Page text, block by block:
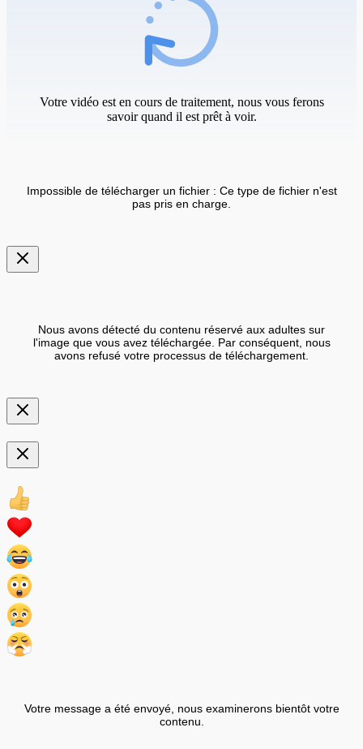
Votre vidéo est en cours de traitement, nous vous ferons
savoir quand il est prêt à voir.
Impossible de télécharger un fichier : Ce type de fichier n'est
pas pris en charge.
Nous avons détecté du contenu réservé aux adultes sur
l'image que vous avez téléchargée. Par conséquent, nous
avons refusé votre processus de téléchargement.
Votre message a été envoyé, nous examinerons bientôt votre
contenu.